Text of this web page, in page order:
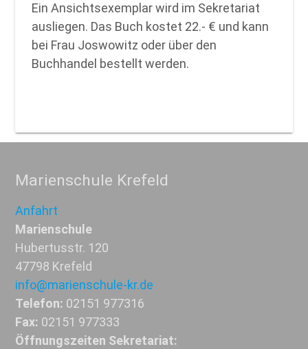
Ein Ansichtsexemplar wird im Sekretariat
ausliegen. Das Buch kostet 22.- € und kann
bei Frau Joswowitz oder über den
Buchhandel bestellt werden.
Marienschule Krefeld
Anfahrt
Marienschule
Hubertusstr. 120
47798 Krefeld
info@marienschule-kr.de
Telefon: 02151 977316
Fax: 02151 977333
Öffnungszeiten Sekretariat: